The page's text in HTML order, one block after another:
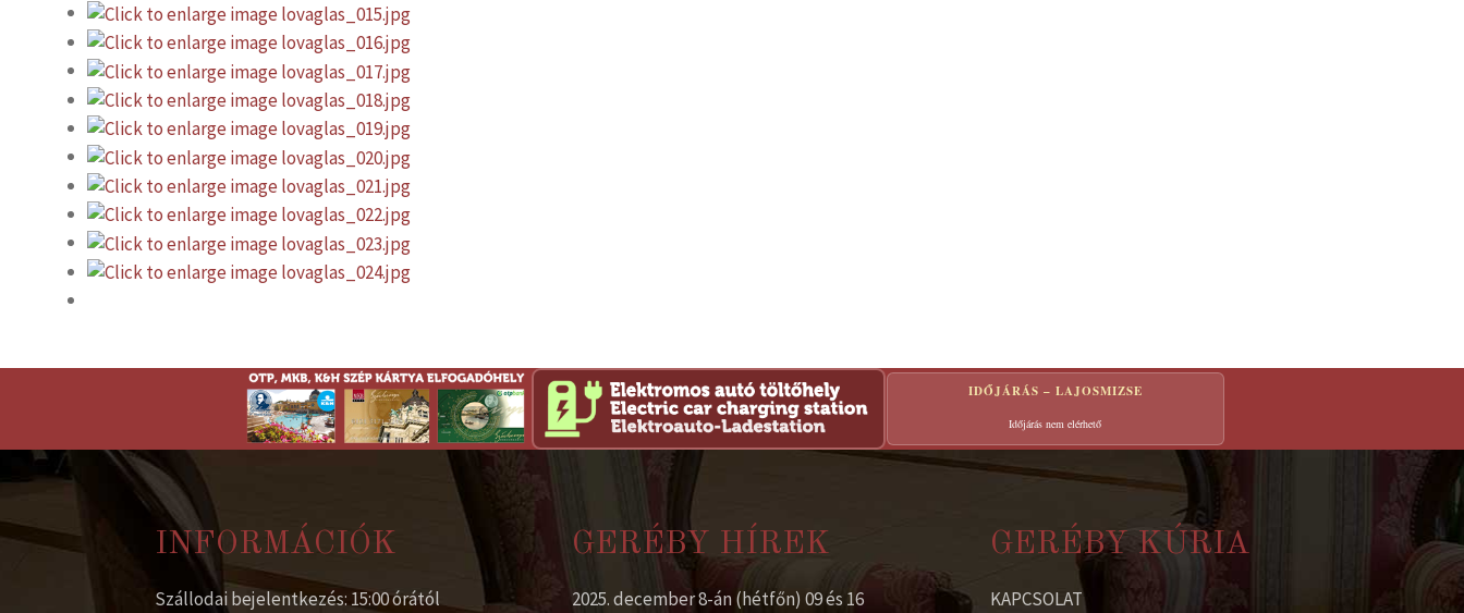
IDŐJÁRÁS – LAJOSMIZSE
Időjárás nem elérhető
INFORMÁCIÓK
Szállodai bejelentkezés: 15:00 órától
GERÉBY HÍREK
2025. december 8-án (hétfőn) 09 és 16
GERÉBY KÚRIA
KAPCSOLAT